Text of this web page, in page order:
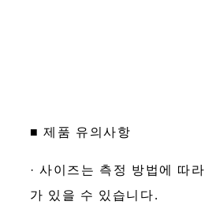
■ 제품 유의사항
· 사이즈는 측정 방법에 따
가 있을 수 있습니다.